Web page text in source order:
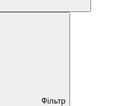
Фільтр